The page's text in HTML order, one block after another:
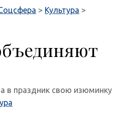
> Культура >
в праздник свою изюминку